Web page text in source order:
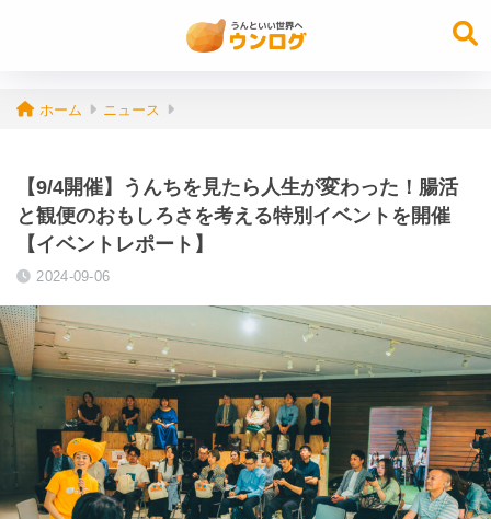
ホーム ニュース
【9/4開催】うんちを見たら人生が変わった！腸活
と観便のおもしろさを考える特別イベントを開催
【イベントレポート】
2024-09-06